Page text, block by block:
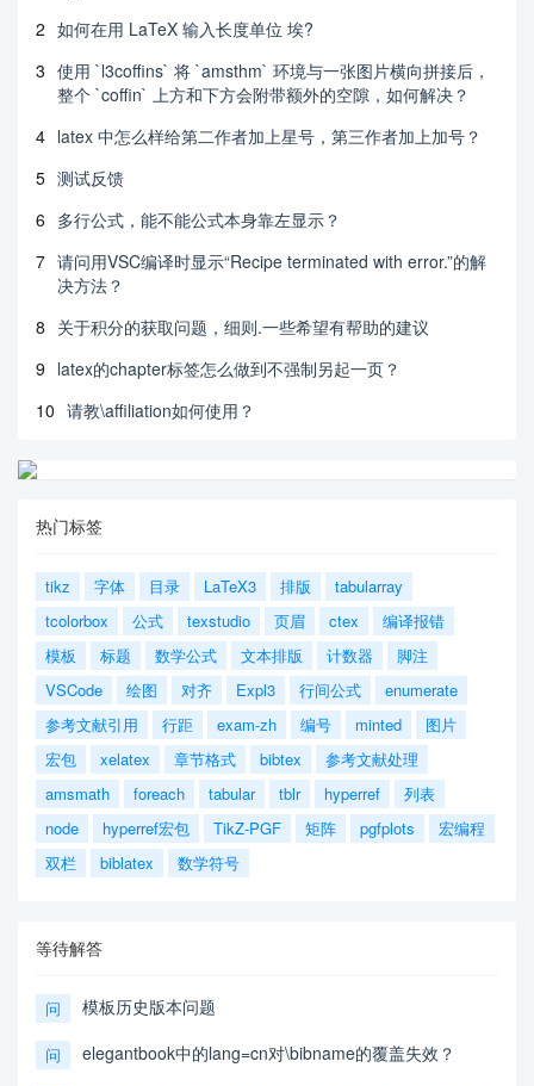
2 如何在用 LaTeX 输入长度单位 埃?
3 使用 `l3coffins` 将 `amsthm` 环境与一张图片横向拼接后，
整个 `coffin` 上方和下方会附带额外的空隙，如何解决？
4 latex 中怎么样给第二作者加上星号，第三作者加上加号？
5 测试反馈
6 多行公式，能不能公式本身靠左显示？
7 请问用VSC编译时显示“Recipe terminated with error.”的解
决方法？
8 关于积分的获取问题，细则.一些希望有帮助的建议
9 latex的chapter标签怎么做到不强制另起一页？
10 请教\affiliation如何使用？
热门标签
tikz 字体 目录 LaTeX3 排版
tabularray
tcolorbox
公式 texstudio 页眉 ctex
编译报错
模板
标题 数学公式 文本排版 计数器
脚注
VSCode
绘图 对齐 Expl3 行间公式
enumerate
参考文献引用
行距 exam-zh 编号 minted
图片
宏包
xelatex 章节格式 bibtex
参考文献处理
amsmath
foreach tabular tblr hyperref
列表
node
hyperref宏包 TikZ-PGF 矩阵 pgfplots
宏编程
双栏
biblatex 数学符号
等待解答
问 模板历史版本问题
问 elegantbook中的lang=cn对\bibname的覆盖失效？